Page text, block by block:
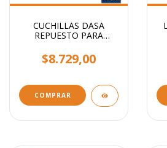
CUCHILLAS DASA
REPUESTO PARA
UNIDAD
$8.729,00
COMPRAR